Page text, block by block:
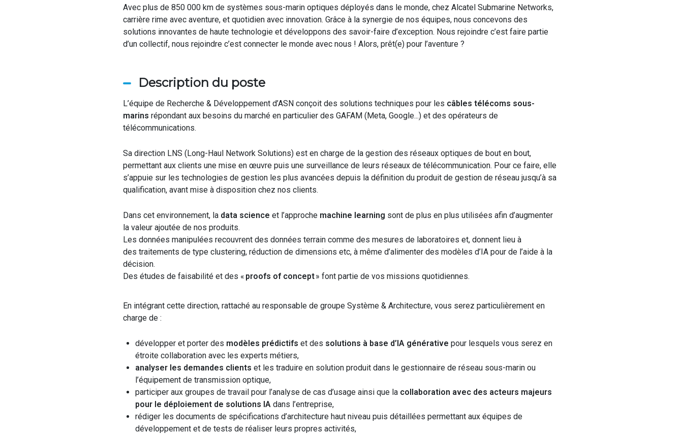
Avec plus de 850 000 km de systèmes sous-marin optiques déployés dans le monde, chez Alcatel Submarine Networks,
carrière rime avec aventure, et quotidien avec innovation. Grâce à la synergie de nos équipes, nous concevons des
solutions innovantes de haute technologie et développons des savoir-faire d’exception. Nous rejoindre c’est faire partie
d’un collectif, nous rejoindre c’est connecter le monde avec nous ! Alors, prêt(e) pour l’aventure ?
Description du poste
L’équipe de Recherche & Développement d’ASN conçoit des solutions techniques pour les câbles télécoms sous-
marins répondant aux besoins du marché en particulier des GAFAM(Meta, Google...) et des opérateurs de
télécommunications.
Sa direction LNS (Long-HaulNetwork Solutions) est en chargede la gestion des réseaux optiques de bout en bout,
permettant aux clients une mise en œuvre puis une surveillance de leurs réseaux de télécommunication. Pour ce faire, elle
s’appuie sur les technologies de gestion les plus avancées depuis la définition du produit de gestion de réseau jusqu’à sa
qualification, avant mise à disposition chez nos clients.
Dans cet environnement, ladata science et l’approche machine learning sont de plus en plus utilisées afin d’augmenter
la valeur ajoutéede nos produits.
Les données manipulées recouvrent des données terrain comme des mesures de laboratoires et, donnent lieu à
des traitements de type clustering, réduction de dimensions etc,à même d’alimenter des modèles d’IApour de l’aide à la
décision.
Des études de faisabilité et des « proofs of concept» font partie de vos missions quotidiennes.
En intégrant cette direction, rattaché au responsable de groupe Système & Architecture, vous serez particulièrement en
charge de :
développer et porter des modèles prédictifs et des solutions à base d’IA générative pour lesquels vous serez en
étroite collaboration avec les experts métiers,
analyser les demandes clients et les traduireen solution produit dans le gestionnairede réseau sous-marin ou
l’équipement de transmission optique,
participer aux groupes de travail pour l’analyse de cas d’usage ainsi que la collaboration avec des acteurs majeurs
pour le déploiement de solutions IAdans l’entreprise,
rédiger les documents de spécifications d’architecturehaut niveau puis détaillées permettant aux équipes de
développement et de tests de réaliser leurs propres activités,